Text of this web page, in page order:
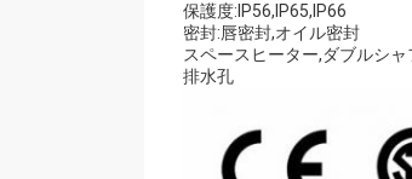
保護度:IP56,IP65,IP66
密封:唇密封,オイル密封
スペースヒーター,ダブルシャ
排水孔